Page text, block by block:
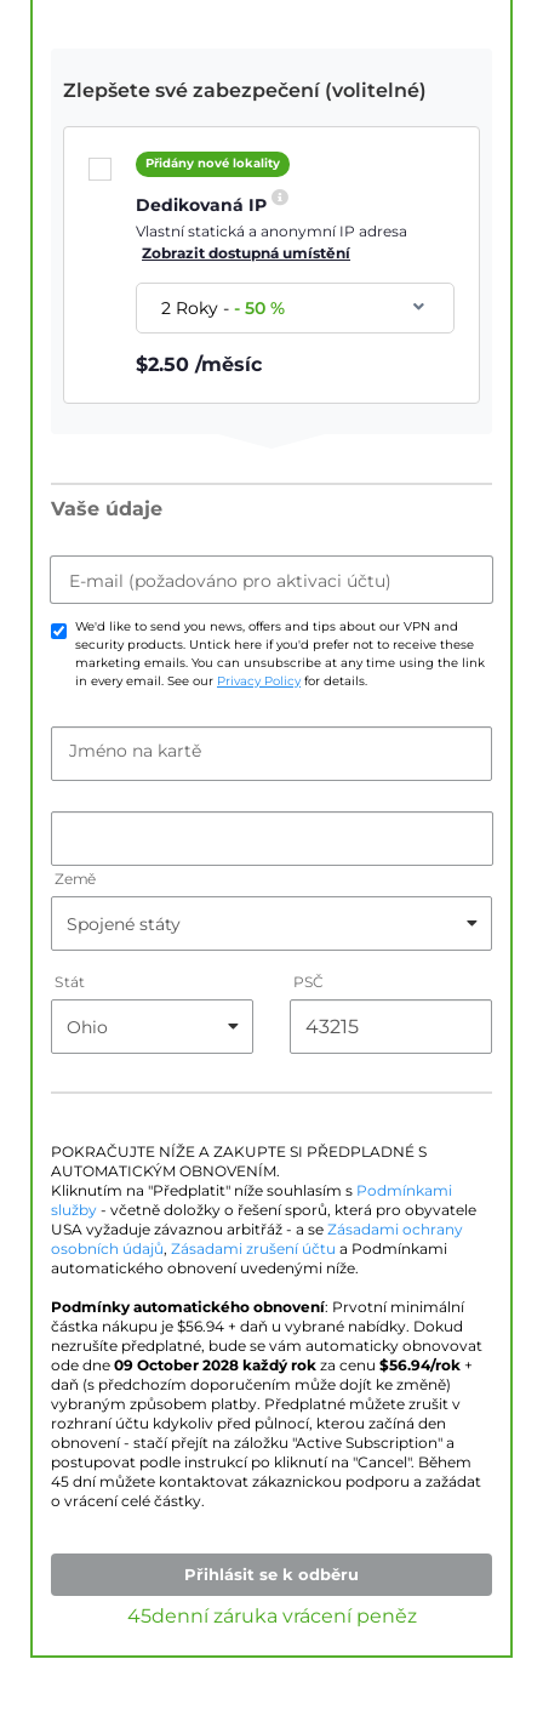
Zlepšete své zabezpečení (volitelné)
Přidány nové lokality
Dedikovaná IP
Vlastní statická a anonymní IP adresa
Zobrazit dostupná umístění
2 Roky--50 %
$2.50 /měsíc
Vaše údaje
E-mail (požadováno pro aktivaci účtu)
We'd like to send you news, offers and tips about our VPN and
security products. Untick here if you'd prefer not to receive these
marketing emails. You can unsubscribe at any time using the link
in every email. See our Privacy Policy for details.
Jméno na kartě
Země
Stát PSČ
POKRAČUJTE NÍŽE A ZAKUPTE SI PŘEDPLADNÉ S
AUTOMATICKÝM OBNOVENÍM.
Kliknutím na "Předplatit" níže souhlasím s Podmínkami
služby - včetně doložky o řešení sporů, která pro obyvatele
USA vyžaduje závaznou arbitřáž - a se Zásadami ochrany
osobních údajů, Zásadami zrušení účtu a Podmínkami
automatického obnovení uvedenými níže.
Podmínky automatického obnovení: Prvotní minimální
částka nákupu je $56.94 + daň u vybrané nabídky. Dokud
nezrušíte předplatné, bude se vám automaticky obnovovat
ode dne 09 October 2028 každý rok za cenu $56.94/rok +
daň (s předchozím doporučením může dojít ke změně)
vybraným způsobem platby. Předplatné můžete zrušit v
rozhraní účtu kdykoliv před půlnocí, kterou začíná den
obnovení - stačí přejít na záložku "Active Subscription" a
postupovat podle instrukcí po kliknutí na "Cancel". Během
45 dní můžete kontaktovat zákaznickou podporu a zažádat
o vrácení celé částky.
Přihlásit se k odběru
45denní záruka vrácení peněz